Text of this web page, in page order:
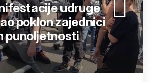
udruge
poklon zajednici
punoljetnosti